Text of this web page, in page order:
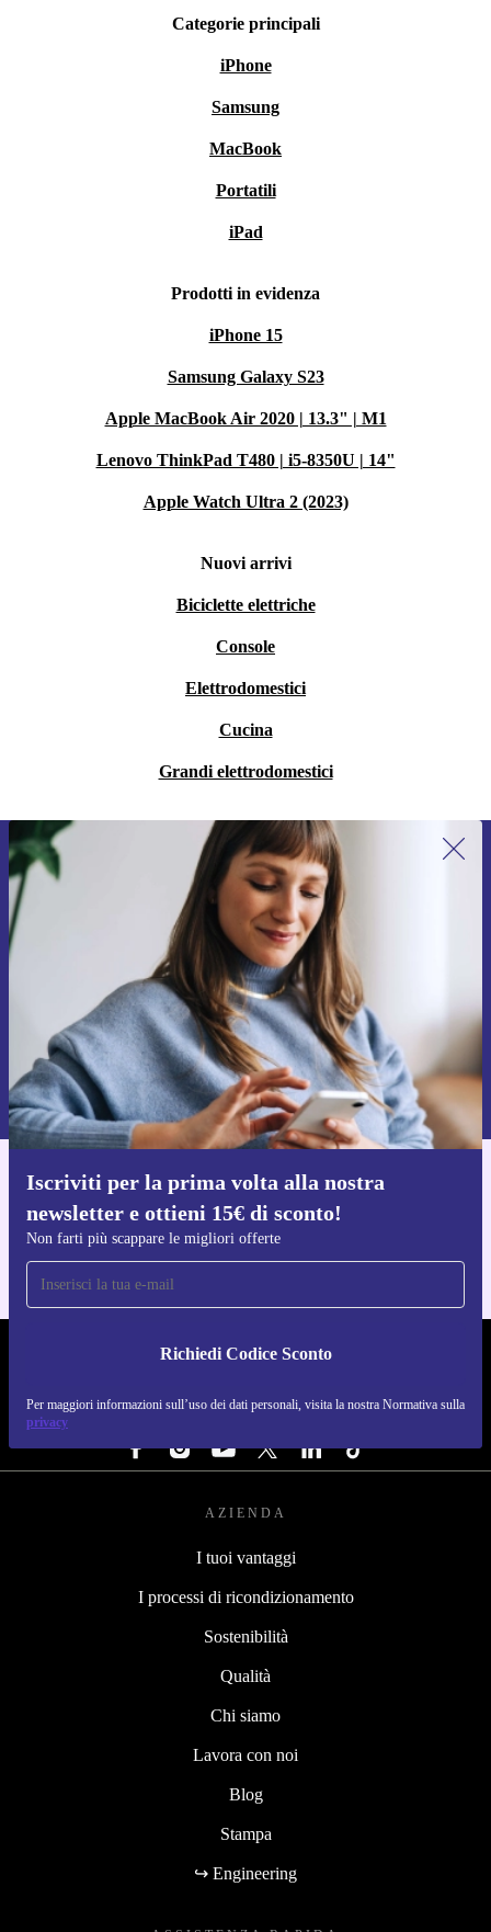
Categorie principali
iPhone
Samsung
MacBook
Portatili
iPad
Prodotti in evidenza
iPhone 15
Samsung Galaxy S23
Apple MacBook Air 2020 | 13.3" | M1
Lenovo ThinkPad T480 | i5-8350U | 14"
Apple Watch Ultra 2 (2023)
Nuovi arrivi
Biciclette elettriche
Console
Elettrodomestici
Cucina
Grandi elettrodomestici
Iscriviti per la prima volta alla nostra
newsletter e ottieni 15€ di sconto!
Non farti più scappare le migliori offerte
Richiedi Codice Sconto
Per maggiori informazioni sull’uso dei dati personali, visita la nostra Normativa sulla
privacy
Iscriviti per la prima volta alla nostra
newsletter e ottieni 15€ di sconto!
Non farti più scappare le migliori offerte.
Richiedi codice sconto
Per maggiori informazioni sull’uso dei dati personali, visita la nostra
Normativa sulla privacy
Scarica l'app di refurbed
Per iOS e Android
REFURBED ITALIA - RETHINK NEW.
SEGUICI SU
AZIENDA
I tuoi vantaggi
I processi di ricondizionamento
Sostenibilità
Qualità
Chi siamo
Lavora con noi
Blog
Stampa
↪ Engineering